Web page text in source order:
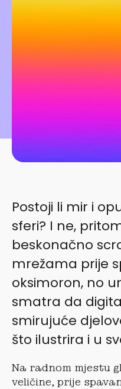
Postoji li mir i
sferi? I ne,
beskonačno
mrežama prije
oksimoron, no
smatra da
smirujuće
što ilustrira i u
Na radnom mjestu
veličine, prije